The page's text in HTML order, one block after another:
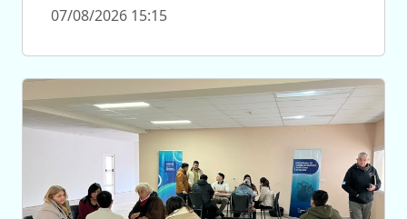
07/08/2026 15:15